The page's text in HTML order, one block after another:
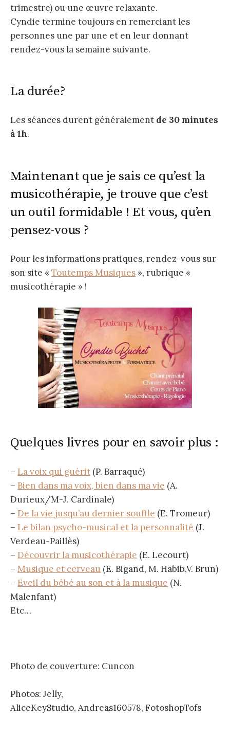
trimestre) ou une œuvre relaxante.
Cyndie termine toujours en remerciant les
personnes une par une et en leur donnant
rendez-vous la semaine suivante.
La durée?
Les séances durent généralement de 30 minutes
à 1h.
Maintenant que je sais ce qu’est la
musicothérapie, je trouve que c’est
un outil formidable ! Et vous, qu’en
pensez-vous ?
Pour les informations pratiques, rendez-vous sur
son site « Toutemps Musiques », rubrique «
musicothérapie » !
Quelques livres pour en savoir plus :
– La voix qui guérit (P. Barraqué)
– Bien dans ma voix, bien dans ma vie (A.
Durieux/M-J. Cardinale)
– De la vie jusqu’au dernier souffle (E. Tromeur)
– Le bilan psycho-musical et la personnalité (J.
Verdeau-Paillès)
– Découvrir la musicothérapie (E. Lecourt)
– Musique et cerveau (E. Bigand, M. Habib,V. Brun)
– Eveil du bébé au son et à la musique (N.
Malenfant)
Etc…
Photo de couverture: Cuncon
Photos: Jelly,
AliceKeyStudio, Andreas160578, FotoshopTofs